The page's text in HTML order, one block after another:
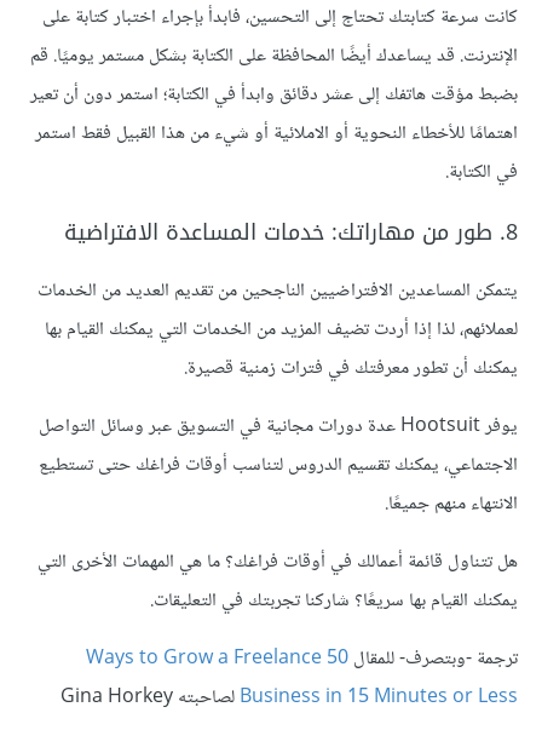
كانت سرعة كتابتك تحتاج إلى التحسين، فابدأ بإجراء اختبار كتابة على
الإنترنت. قد يساعدك أيضًا المحافظة على الكتابة بشكل مستمر يوميًا. قم
بضبط مؤقت هاتفك إلى عشر دقائق وابدأ في الكتابة؛ استمر دون أن تعير
اهتمامًا للأخطاء النحوية أو الاملائية أو شيء من هذا القبيل فقط استمر
في الكتابة.
8. طور من مهاراتك: خدمات المساعدة الافتراضية
يتمكن المساعدين الافتراضيين الناجحين من تقديم العديد من الخدمات
لعملائهم، لذا إذا أردت تضيف المزيد من الخدمات التي يمكنك القيام بها
يمكنك أن تطور معرفتك في فترات زمنية قصيرة.
يوفر Hootsuit عدة دورات مجانية في التسويق عبر وسائل التواصل
الاجتماعي، يمكنك تقسيم الدروس لتناسب أوقات فراغك حتى تستطيع
الانتهاء منهم جميعًا.
هل تتناول قائمة أعمالك في أوقات فراغك؟ ما هي المهمات الأخرى التي
يمكنك القيام بها سريعًا؟ شاركنا تجربتك في التعليقات.
ترجمة -وبتصرف- للمقال
50 Ways to Grow a Freelance
Business in 15 Minutes or Lessلصاحبته Gina Horkey